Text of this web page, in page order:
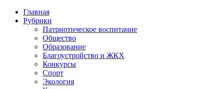
Главная
Рубрики
Патриотическое воспитание
Общество
Образование
Благоустройство и ЖКХ
Конкурсы
Спорт
Экология